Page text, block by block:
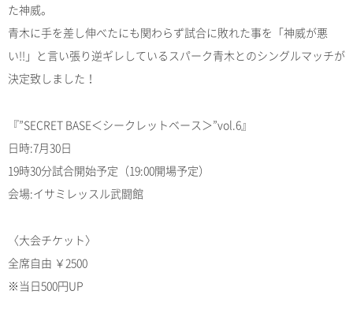
た神威。
青木に手を差し伸べたにも関わらず試合に敗れた事を「神威が悪
い!!」と言い張り逆ギレしているスパーク青木とのシングルマッチが
決定致しました！
『”SECRET BASE＜シークレットベース＞”vol.6』
日時:7月30日
19時30分試合開始予定（19:00開場予定）
会場:イサミレッスル武闘館
〈大会チケット〉
全席自由 ￥2500
※当日500円UP